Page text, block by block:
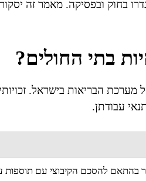
בחוק ובפסיקה. מאמר זה
בתי החולים?
הבריאות בישראל.
עבודתן.
בהתאם להסכם הקיבוצי עם תוספות